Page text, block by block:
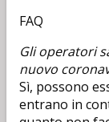
FAQ
Gli operatori
nuovo
Sì, possono
entrano in